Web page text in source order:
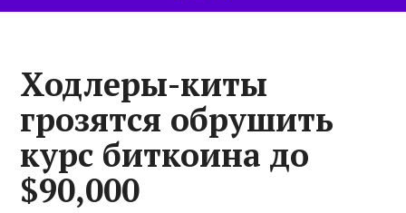
Ходлеры-киты
грозятся обрушить
курс биткоина до
$90,000